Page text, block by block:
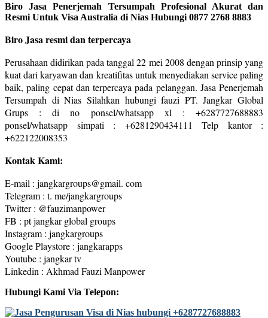
Biro Jasa Penerjemah Tersumpah Profesional Akurat dan
Resmi Untuk Visa Australia di Nias Hubungi 0877 2768 8883
Biro Jasa resmi dan terpercaya
Perusahaan didirikan pada tanggal 22 mei 2008 dengan prinsip yang
kuat dari karyawan dan kreatifitas untuk menyediakan service paling
baik, paling cepat dan terpercaya pada pelanggan. Jasa Penerjemah
Tersumpah di Nias Silahkan hubungi fauzi PT. Jangkar Global
Grups : di no ponsel/whatsapp xl : +6287727688883
ponsel/whatsapp simpati : +6281290434111 Telp kantor :
+622122008353
Kontak Kami:
E-mail : jangkargroups@gmail. com
Telegram : t. me/jangkargroups
Twitter : @fauzimanpower
FB : pt jangkar global groups
Instagram : jangkargroups
Google Playstore : jangkarapps
Youtube : jangkar tv
Linkedin : Akhmad Fauzi Manpower
Hubungi Kami Via Telepon: